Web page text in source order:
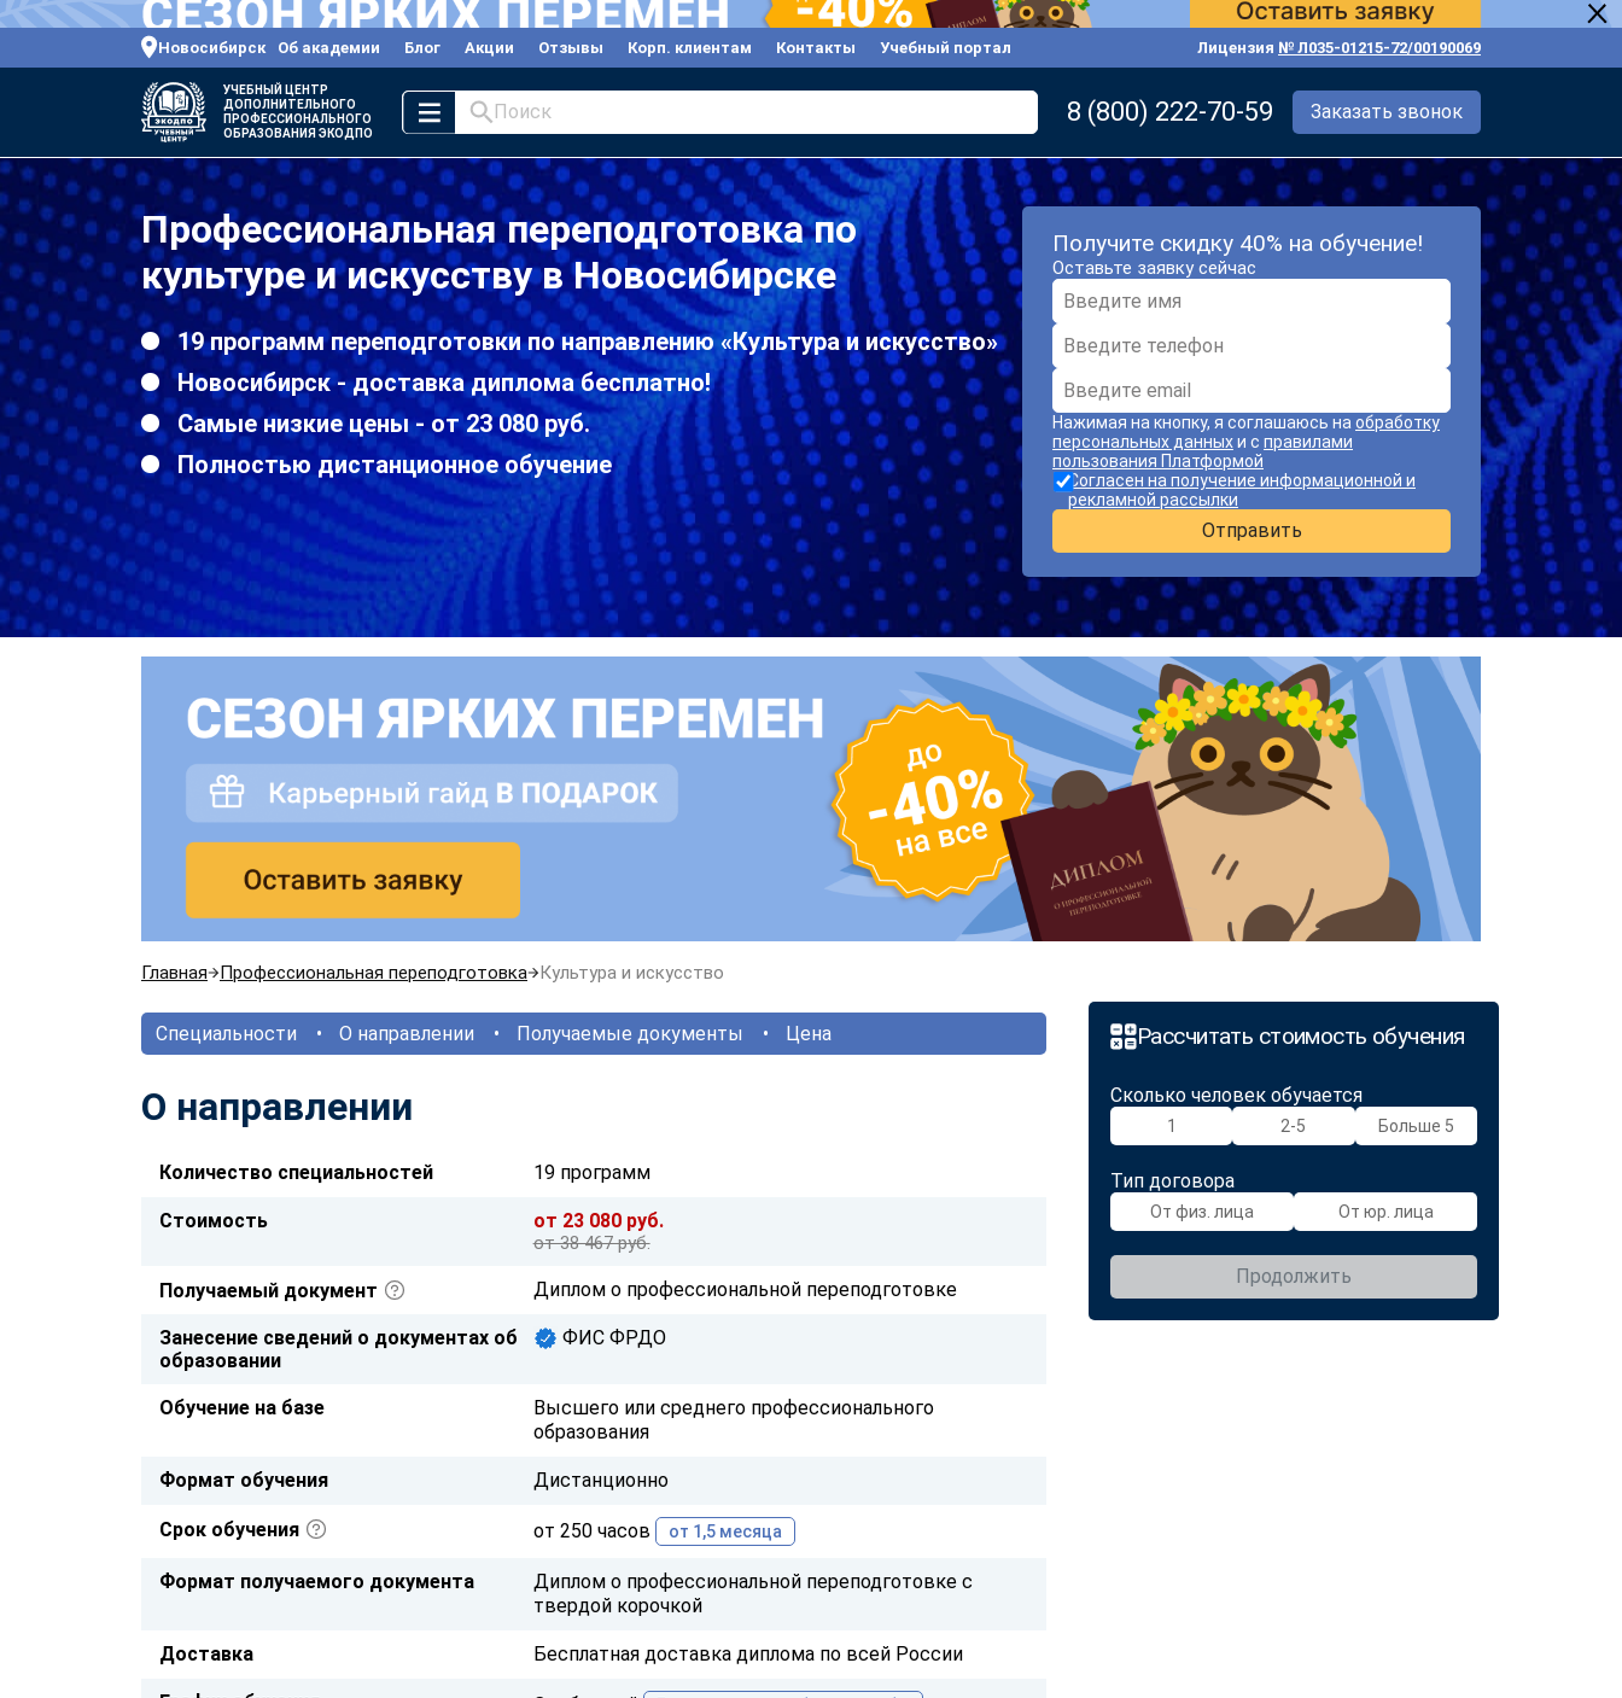
Новосибирск Об академии Блог Акции Отзывы Корп. клиентам Контакты Учебный портал Лицензия № Л035-01215-72/00190069
УЧЕБНЫЙ ЦЕНТР
ДОПОЛНИТЕЛЬНОГО
ПРОФЕССИОНАЛЬНОГО
ОБРАЗОВАНИЯ ЭКОДПО
Поиск 8 (800) 222-70-59 Заказать звонок
Профессиональная переподготовка по
культуре и искусству в Новосибирске
19 программ переподготовки по направлению «Культура и искусство»
Новосибирск - доставка диплома бесплатно!
Самые низкие цены - от 23 080 руб.
Полностью дистанционное обучение
Получите скидку 40% на обучение!
Оставьте заявку сейчас
Нажимая на кнопку, я соглашаюсь на обработку
персональных данныхи с правилами
пользования Платформой
Согласен на получение информационной и
рекламной рассылки
Отправить
Главная Профессиональная переподготовка Культура и искусство
Рассчитать стоимость обучения
Сколько человек обучается
1 2-5 Больше 5
Тип договора
От физ. лица От юр. лица
Продолжить
Специальности О направлении Получаемые документы Цена
О направлении
Количество специальностей 19 программ
Стоимость от 23 080 руб.
от 38 467 руб.
Получаемый документ Диплом о профессиональной переподготовке
Занесение сведений о документах об
образовании
ФИС ФРДО
Обучение на базе
Высшего или среднего профессионального
образования
Формат обучения Дистанционно
Срок обучения от 250 часов от 1,5 месяца
Формат получаемого документа
Диплом о профессиональной переподготовке с
твердой корочкой
Доставка Бесплатная доставка диплома по всей России